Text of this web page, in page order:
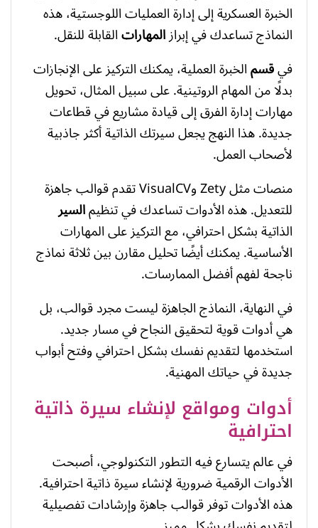
الخبرة العسكرية إلى إدارة العمليات اللوجستية، هذه
النماذج تساعدك في إبرازالمهاراتالقابلة للنقل.
فيقسمالخبرة العملية، يمكنك التركيز على الإنجازات
بدلًا من المهام الروتينية. على سبيل المثال، تحويل
مهارات إدارة الفرق إلى قيادة مشاريع في قطاعات
جديدة. هذا النهج يجعل سيرتك الذاتية أكثر جاذبية
لأصحاب العمل.
منصات مثل Zety وVisualCV تقدم قوالب جاهزة
للتعديل. هذه الأدوات تساعدك في تنظيمالسير
الذاتية بشكل احترافي، مع التركيز على المهارات
الأساسية. يمكنك أيضًا تحليل مقارن بين ثلاثة نماذج
ناجحة لفهم أفضل الممارسات.
في النهاية، النماذج الجاهزة ليست مجرد قوالب، بل
هي أدوات قوية لتحقيق النجاح في مسار جديد.
استخدمها لتقديم نفسك بشكل احترافي وفتح أبواب
جديدة في حياتك المهنية.
أدوات ومواقع لإنشاء سيرة ذاتية
احترافية
في عالم يتسارع فيه التطور التكنولوجي، أصبحت
الأدوات الرقمية ضرورية لإنشاء سيرة ذاتية احترافية.
هذه الأدوات توفر قوالب جاهزة وإرشادات تفصيلية